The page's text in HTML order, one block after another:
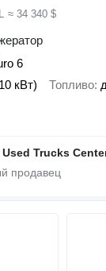
≈ 34 340 $
6
кВт) Топливо
Trucks